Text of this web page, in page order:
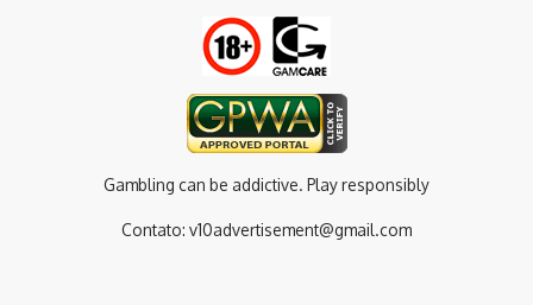
Gambling can be addictive. Play responsibly
Contato: v10advertisement@gmail.com